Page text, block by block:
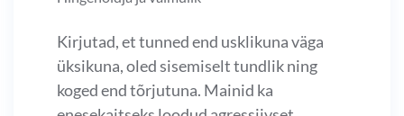
Kirjutad, et tunned end usklikuna väga
üksikuna, oled sisemiselt tundlik ning
koged end tõrjutuna. Mainid ka